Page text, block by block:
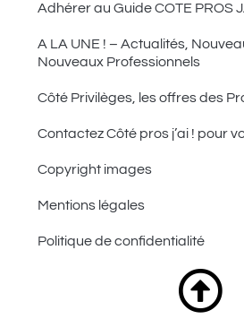
Adhérer au Guide COTE PROS
A LA UNE ! – Actualités,
Nouveaux Professionnels
Côté Privilèges, les offres des
Contactez Côté pros j’ai ! pour
Copyright images
Mentions légales
Politique de confidentialité